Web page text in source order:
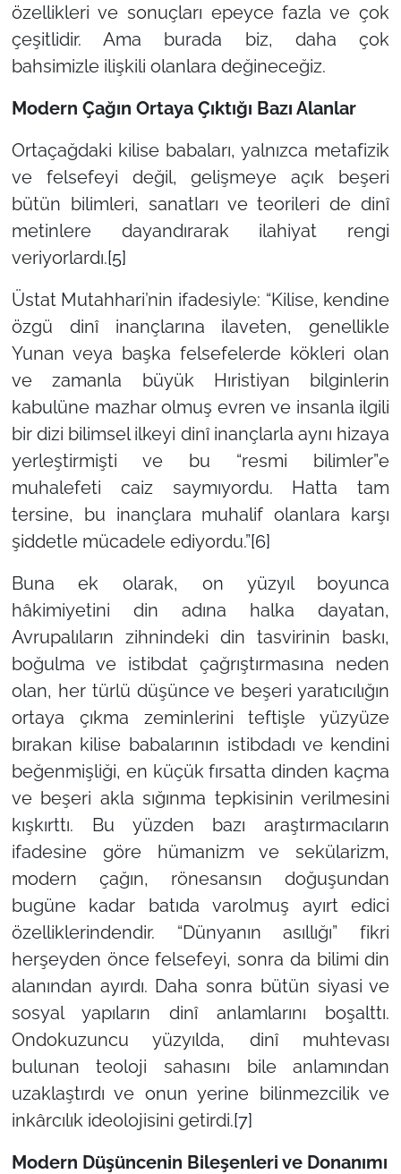
özellikleri ve sonuçları epeyce fazla ve çok
çeşitlidir. Ama burada biz, daha çok
bahsimizle ilişkili olanlara değineceğiz.
Modern Çağın Ortaya Çıktığı Bazı Alanlar
Ortaçağdaki kilise babaları, yalnızca metafizik
ve felsefeyi değil, gelişmeye açık beşeri
bütün bilimleri, sanatları ve teorileri de dinî
metinlere dayandırarak ilahiyat rengi
veriyorlardı.[5]
Üstat Mutahhari’nin ifadesiyle: “Kilise, kendine
özgü dinî inançlarına ilaveten, genellikle
Yunan veya başka felsefelerde kökleri olan
ve zamanla büyük Hıristiyan bilginlerin
kabulüne mazhar olmuş evren ve insanla ilgili
bir dizi bilimsel ilkeyi dinî inançlarla aynı hizaya
yerleştirmişti ve bu “resmi bilimler”e
muhalefeti caiz saymıyordu. Hatta tam
tersine, bu inançlara muhalif olanlara karşı
şiddetle mücadele ediyordu.”[6]
Buna ek olarak, on yüzyıl boyunca
hâkimiyetini din adına halka dayatan,
Avrupalıların zihnindeki din tasvirinin baskı,
boğulma ve istibdat çağrıştırmasına neden
olan, her türlü düşünce ve beşeri yaratıcılığın
ortaya çıkma zeminlerini teftişle yüzyüze
bırakan kilise babalarının istibdadı ve kendini
beğenmişliği, en küçük fırsatta dinden kaçma
ve beşeri akla sığınma tepkisinin verilmesini
kışkırttı. Bu yüzden bazı araştırmacıların
ifadesine göre hümanizm ve sekülarizm,
modern çağın, rönesansın doğuşundan
bugüne kadar batıda varolmuş ayırt edici
özelliklerindendir. “Dünyanın asıllığı” fikri
herşeyden önce felsefeyi, sonra da bilimi din
alanından ayırdı. Daha sonra bütün siyasi ve
sosyal yapıların dinî anlamlarını boşalttı.
Ondokuzuncu yüzyılda, dinî muhtevası
bulunan teoloji sahasını bile anlamından
uzaklaştırdı ve onun yerine bilinmezcilik ve
inkârcılık ideolojisini getirdi.[7]
Modern Düşüncenin Bileşenleri ve Donanımı